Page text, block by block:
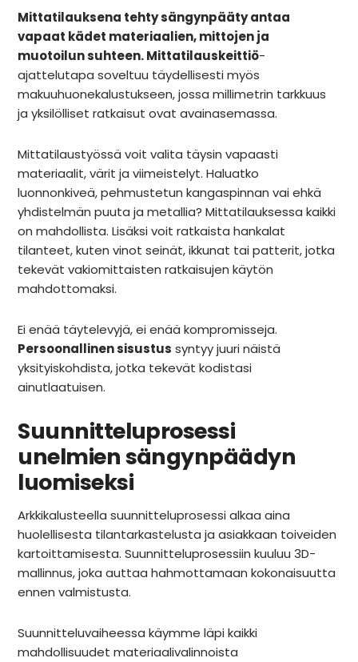
Mittatilauksena tehty sängynpääty antaa
vapaat kädet materiaalien, mittojen ja
muotoilun suhteen.Mittatilauskeittiö-
ajattelutapa soveltuu täydellisesti myös
makuuhuonekalustukseen, jossa millimetrin tarkkuus
ja yksilölliset ratkaisut ovat avainasemassa.
Mittatilaustyössä voit valita täysin vapaasti
materiaalit, värit ja viimeistelyt. Haluatko
luonnonkiveä, pehmustetun kangaspinnan vai ehkä
yhdistelmän puuta ja metallia? Mittatilauksessa kaikki
on mahdollista. Lisäksi voit ratkaista hankalat
tilanteet, kuten vinot seinät, ikkunat tai patterit, jotka
tekevät vakiomittaisten ratkaisujen käytön
mahdottomaksi.
Ei enää täytelevyjä, ei enää kompromisseja.
Persoonallinen sisustus syntyy juuri näistä
yksityiskohdista, jotka tekevät kodistasi
ainutlaatuisen.
Suunnitteluprosessi
unelmien sängynpäädyn
luomiseksi
Arkkikalusteella suunnitteluprosessi alkaa aina
huolellisesta tilantarkastelusta ja asiakkaan toiveiden
kartoittamisesta. Suunnitteluprosessiin kuuluu 3D-
mallinnus, joka auttaa hahmottamaan kokonaisuutta
ennen valmistusta.
Suunnitteluvaiheessa käymme läpi kaikki
mahdollisuudet materiaalivalinnoista